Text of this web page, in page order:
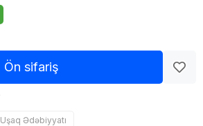
Ön sifariş
Uşaq Ədəbiyyatı